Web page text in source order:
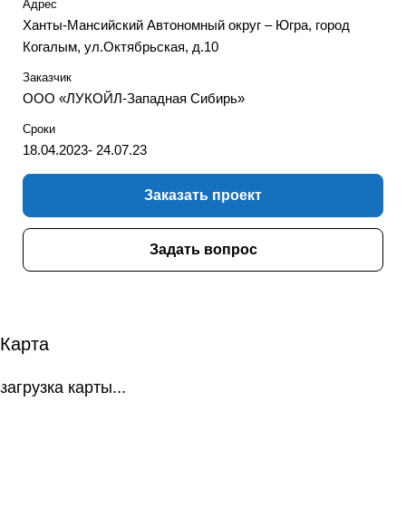
Адрес
Ханты-Мансийский Автономный округ – Югра, город
Когалым, ул.Октябрьская, д.10
Заказчик
ООО «ЛУКОЙЛ-Западная Сибирь»
Сроки
18.04.2023- 24.07.23
Заказать проект
Задать вопрос
Карта
загрузка карты...